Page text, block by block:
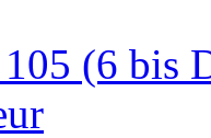
(6 bis